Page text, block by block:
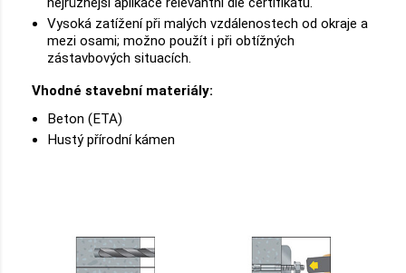
Vysoká zatížení při malých vzdálenostech od okraje a
mezi osami; možno použít i při obtížných
zástavbových situacích.
Vhodné stavební materiály:
Beton (ETA)
Hustý přírodní kámen